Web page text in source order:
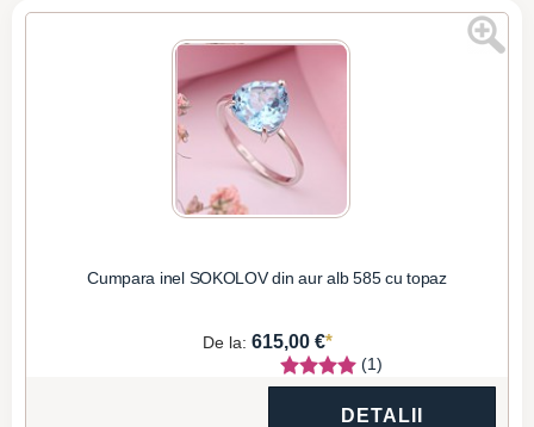
Cumpara inel SOKOLOV din aur alb 585 cu topaz
De la: 615,00 €*
(1)
DETALII